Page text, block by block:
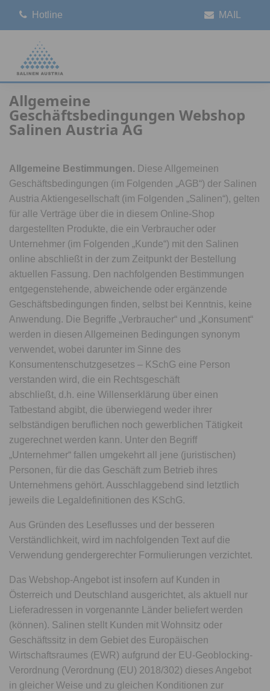
Hotline MAIL
Speisesalz
Marke BAD ISCHLER
Easy Spices
Gourmetsalz
Gewürzsalz
Kristallsalz
Geschenkideen
Haushaltssalz
Marke SALPINA
Poolsalz
Regeneriersalz
ABO Service
Marke SALPINA
Infos zum Service
Salinen Gruppe
Vorstand
Geschichte
Logistik
Entstehung
Gewinnung
Salinen Austria
SalinenItalia
SalinenVaraždin
SalinenRomânia
SalinenSlovenská
SalinenProsol
SalinenPraha
SalinenBudapest
Home Allgemeine Geschäftsbedingungen Webshop Salinen Austria AG
Allgemeine
Geschäftsbedingungen Webshop
Salinen Austria AG
Allgemeine Bestimmungen. Diese Allgemeinen
Geschäftsbedingungen (im Folgenden „AGB“) der Salinen
Austria Aktiengesellschaft (im Folgenden „Salinen“), gelten
für alle Verträge über die in diesem Online-Shop
dargestellten Produkte, die ein Verbraucher oder
Unternehmer (im Folgenden „Kunde“) mit den Salinen
online abschließt in der zum Zeitpunkt der Bestellung
aktuellen Fassung. Den nachfolgenden Bestimmungen
entgegenstehende, abweichende oder ergänzende
Geschäftsbedingungen finden, selbst bei Kenntnis, keine
Anwendung. Die Begriffe „Verbraucher“ und „Konsument“
werden in diesen Allgemeinen Bedingungen synonym
verwendet, wobei darunter im Sinne des
Konsumentenschutzgesetzes – KSchG eine Person
verstanden wird, die ein Rechtsgeschäft
abschließt, d.h. eine Willenserklärung über einen
Tatbestand abgibt, die überwiegend weder ihrer
selbständigen beruflichen noch gewerblichen Tätigkeit
zugerechnet werden kann. Unter den Begriff
„Unternehmer“ fallen umgekehrt all jene (juristischen)
Personen, für die das Geschäft zum Betrieb ihres
Unternehmens gehört. Ausschlaggebend sind letztlich
jeweils die Legaldefinitionen des KSchG.
Aus Gründen des Leseflusses und der besseren
Verständlichkeit, wird im nachfolgenden Text auf die
Verwendung gendergerechter Formulierungen verzichtet.
Das Webshop-Angebot ist insofern auf Kunden in
Österreich und Deutschland ausgerichtet, als aktuell nur
Lieferadressen in vorgenannte Länder beliefert werden
(können). Salinen stellt Kunden mit Wohnsitz oder
Geschäftssitz in dem Gebiet des Europäischen
Wirtschaftsraumes (EWR) aufgrund der EU-Geoblocking-
Verordnung (Verordnung (EU) 2018/302) dieses Angebot
in gleicher Weise und zu gleichen Konditionen zur